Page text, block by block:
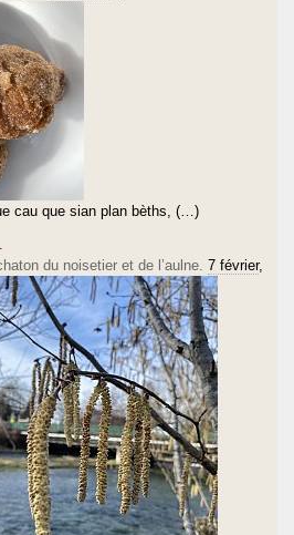
cau que sian plan bèths, (…)
du noisetier et de l’aulne. 7 février,